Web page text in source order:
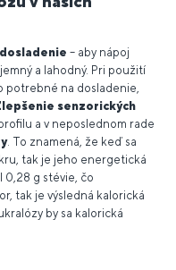
dosladenie – aby nápoj
a lahodný. Pri použití
potrebné na dosladenie,
senzorických
a v neposlednom rade
. To znamená, že keď sa
tak je jeho energetická
0,28 g stévie, čo
tak je výsledná kalorická
by sa kalorická